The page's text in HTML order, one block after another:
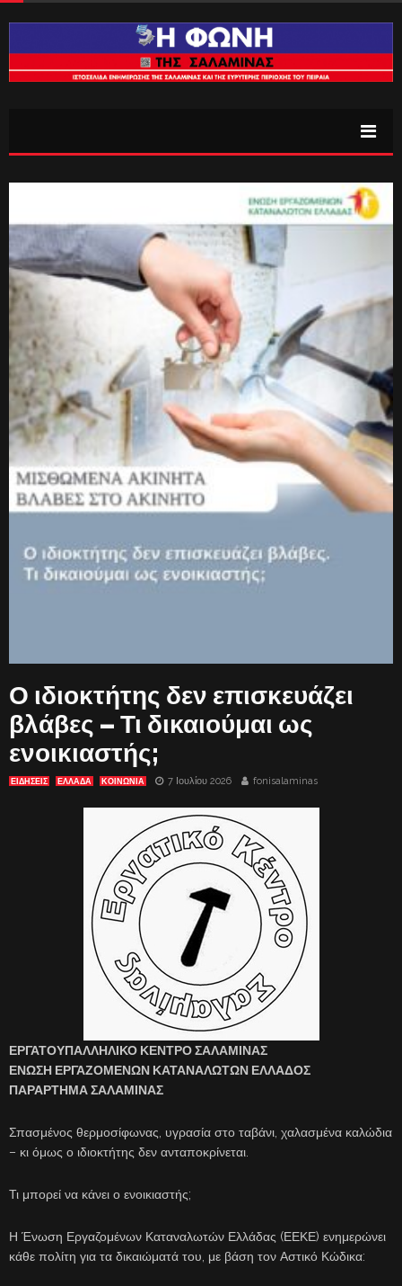
Ο ιδιοκτήτης δεν επισκευάζει
βλάβες – Τι δικαιούμαι ως
ενοικιαστής;
ΕΙΔΗΣΕΙΣ ΕΛΛΑΔΑ ΚΟΙΝΩΝΙΑ 7 Ιουλίου 2026 fonisalaminas
ΕΡΓΑΤΟΥΠΑΛΛΗΛΙΚΟ ΚΕΝΤΡΟ ΣΑΛΑΜΙΝΑΣ
ΕΝΩΣΗ ΕΡΓΑΖΟΜΕΝΩΝ ΚΑΤΑΝΑΛΩΤΩΝ ΕΛΛΑΔΟΣ
ΠΑΡΑΡΤΗΜΑ ΣΑΛΑΜΙΝΑΣ
Σπασμένος θερμοσίφωνας, υγρασία στο ταβάνι, χαλασμένα καλώδια
– κι όμως ο ιδιοκτήτης δεν ανταποκρίνεται.
Τι μπορεί να κάνει ο ενοικιαστής;
Η Ένωση Εργαζομένων Καταναλωτών Ελλάδας (ΕΕΚΕ) ενημερώνει
κάθε πολίτη για τα δικαιώματά του, με βάση τον Αστικό Κώδικα: